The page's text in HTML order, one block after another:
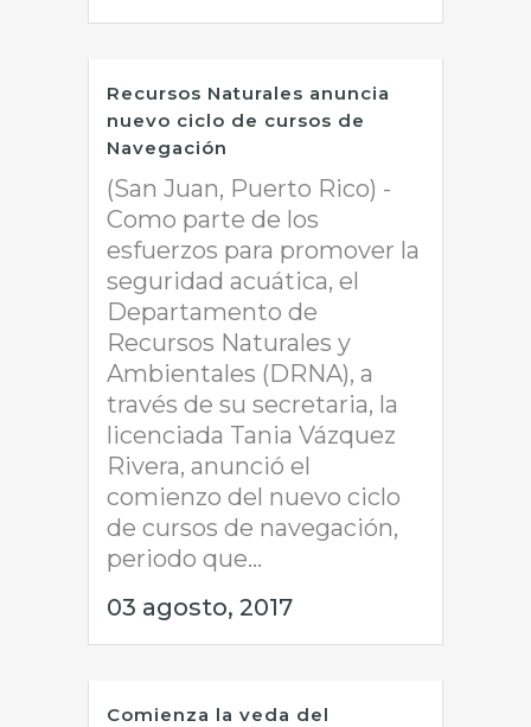
Recursos Naturales anuncia
nuevo ciclo de cursos de
Navegación
(San Juan, Puerto Rico) -
Como parte de los
esfuerzos para promover la
seguridad acuática, el
Departamento de
Recursos Naturales y
Ambientales (DRNA), a
través de su secretaria, la
licenciada Tania Vázquez
Rivera, anunció el
comienzo del nuevo ciclo
de cursos de navegación,
periodo que...
03 agosto, 2017
Comienza la veda del